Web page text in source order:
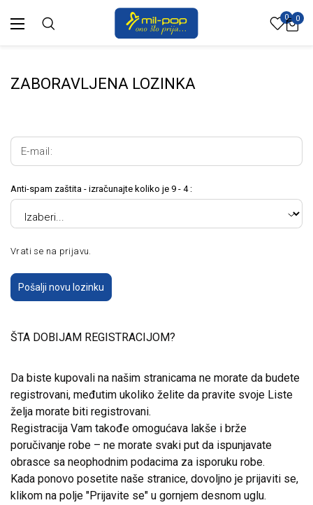
0 0
ZABORAVLJENA LOZINKA
E-mail:
Anti-spam zaštita - izračunajte koliko je 9 - 4 :
Vrati se na prijavu.
Pošalji novu lozinku
ŠTA DOBIJAM REGISTRACIJOM?
Da biste kupovali na našim stranicama ne morate da budete
registrovani, međutim ukoliko želite da pravite svoje Liste
želja morate biti registrovani.
Registracija Vam takođe omogućava lakše i brže
poručivanje robe – ne morate svaki put da ispunjavate
obrasce sa neophodnim podacima za isporuku robe.
Kada ponovo posetite naše stranice, dovoljno je prijaviti se,
klikom na polje "Prijavite se" u gornjem desnom uglu.